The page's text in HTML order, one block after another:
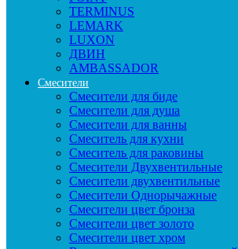
TERMINUS
LEMARK
LUXON
ДВИН
AMBASSADOR
Смесители
Смесители для биде
Смесители для душа
Смесители для ванны
Смеситель для кухни
Смеситель для раковины
Смесители Двухвентильные
Смесители двухвентильные
Смесители Однорычажные
Смесители цвет бронза
Смесители цвет золото
Смесители цвет хром